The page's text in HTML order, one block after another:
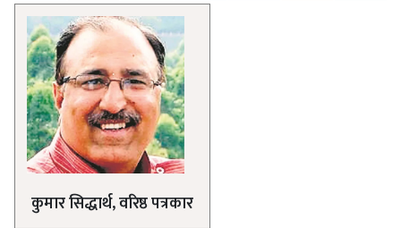
कुमार सिद्धार्थ, वरिष्ठ पत्रकार